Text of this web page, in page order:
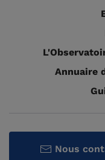
Annuaire
Nous